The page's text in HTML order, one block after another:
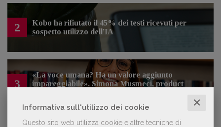
Informativa sull'utilizzo dei cookie ✕
Questo sito web utilizza cookie e altre tecniche di
2
Kobo ha rifiutato il 45% dei testi ricevuti per
sospetto utilizzo dell’IA
3
«La voce umana? Ha un valore aggiunto
impareggiabile». Simona Musmeci, product